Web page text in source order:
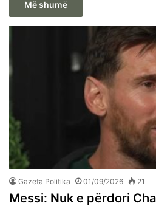
Më shumë
Gazeta Politika 01/09/2026 21
Messi: Nuk e përdori